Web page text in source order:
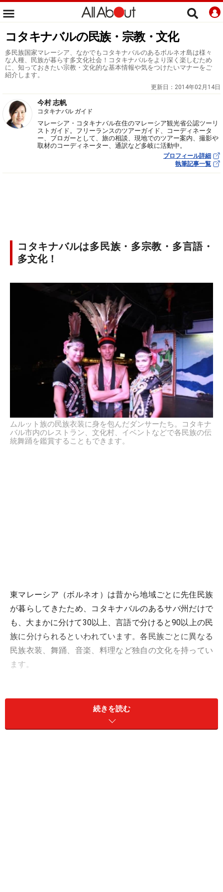
コタキナバルの民族・宗教・文化
多民族国家マレーシア、なかでもコタキナバルのあるボルネオ島は様々
な人種、民族が暮らす多文化社会！コタキナバルをより深く楽しむため
に、知っておきたい宗教・文化的な基本情報や気をつけたいマナーをご
紹介します。
更新日： 2014年02月14日
今村 志帆
コタキナバル ガイド
マレーシア・コタキナバル在住のマレーシア観光省公認ツーリ
ストガイド。フリーランスのツアーガイド、コーディネータ
ー、ブロガーとして、旅の相談、現地でのツアー案内、撮影や
取材のコーディネーター、通訳など多岐に活動中。
プロフィール詳細
執筆記事一覧
コタキナバルは多民族・多宗教・多言語・
多文化！
ムルット族の民族衣装に身を包んだダンサーたち。コタキナ
バル市内のレストラン、文化村、イベントなどで各民族の伝
統舞踊を鑑賞することもできます。
東マレーシア（ボルネオ）は昔から地域ごとに先住民族
が暮らしてきたため、コタキナバルのあるサバ州だけで
も、大まかに分けて30以上、言語で分けると90以上の民
族に分けられるといわれています。各民族ごとに異なる
民族衣装、舞踊、音楽、料理など独自の文化を持ってい
ます。
割近くはイスラム教徒で約2割が仏教徒やキリスト教徒
の中華系です。残りの約2割はキリスト教徒の先住民族
続きを読む